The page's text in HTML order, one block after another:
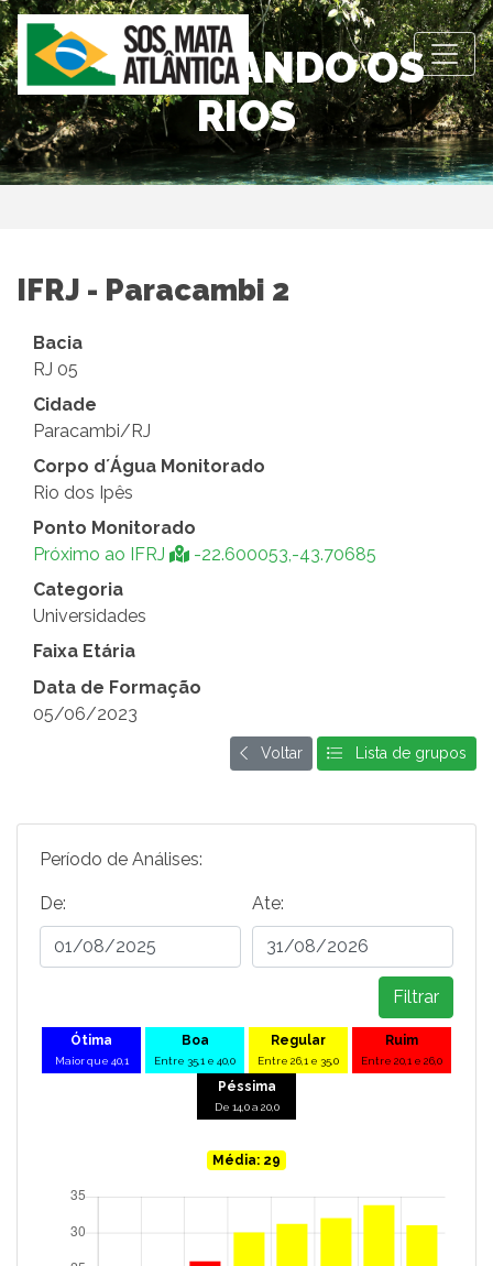
OBSERVANDO OS
RIOS
IFRJ - Paracambi 2
Bacia
RJ 05
Cidade
Paracambi/RJ
Corpo d´Água Monitorado
Rio dos Ipês
Ponto Monitorado
Próximo ao IFRJ
-22.600053,-43.70685
Categoria
Universidades
Faixa Etária
Data de Formação
05/06/2023
Voltar Lista de grupos
Período de Análises:
De: Ate:
Filtrar
Ótima
Maior que 40,1
Boa
Entre 35,1 e 40,0
Regular
Entre 26,1 e 35,0
Ruim
Entre 20,1 e 26,0
Péssima
De 14,0 a 20,0
Média: 29